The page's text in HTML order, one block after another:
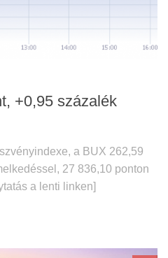
+0,95 százalék
a BUX 262,59
27 836,10 ponton
a lenti linken]